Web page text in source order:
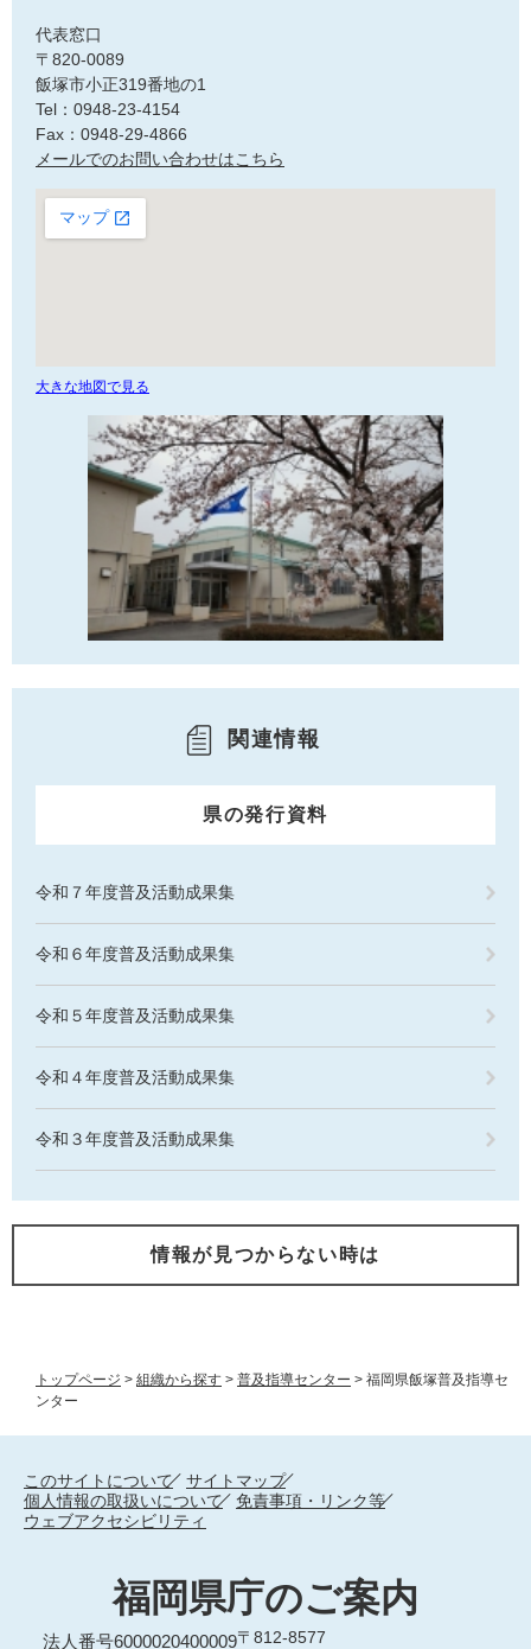
トップページ > 組織から探す > 普及指導センター > 福岡県飯塚普及指導セ
ンター
代表窓口
〒820-0089
飯塚市小正319番地の1
Tel：0948-23-4154
Fax：0948-29-4866
メールでのお問い合わせはこちら
大きな地図で見る
関連情報
県の発行資料
令和７年度普及活動成果集
令和６年度普及活動成果集
令和５年度普及活動成果集
令和４年度普及活動成果集
令和３年度普及活動成果集
情報が見つからない時は
このサイトについて
サイトマップ
個人情報の取扱いについて
免責事項・リンク等
ウェブアクセシビリティ
福岡県庁のご案内
法人番号6000020400009〒812-8577